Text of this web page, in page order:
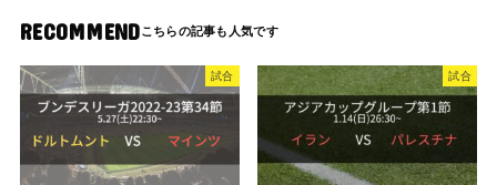
RECOMMEND
試合 試合